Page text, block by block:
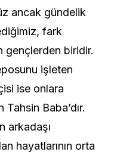
ancak gündelik
fark
gençlerden biridir.
işleten
ise onlara
Baba’dır.
arkadaşı
hayatlarının orta